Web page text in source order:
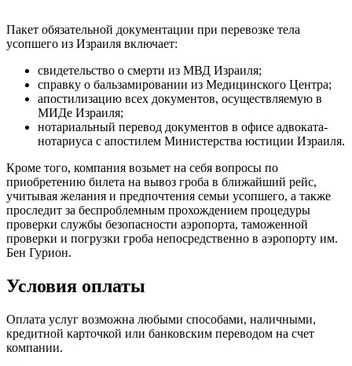
Пакет обязательной документации при перевозке тела
усопшего из Израиля включает:
свидетельство о смерти из МВД Израиля;
справку о бальзамировании из Медицинского Центра;
апостилизацию всех документов, осуществляемую в
МИДе Израиля;
нотариальный перевод документов в офисе адвоката-
нотариуса с апостилем Министерства юстиции Израиля.
Кроме того, компания возьмет на себя вопросы по
приобретению билета на вывоз гроба в ближайший рейс,
учитывая желания и предпочтения семьи усопшего, а также
проследит за беспроблемным прохождением процедуры
проверки службы безопасности аэропорта, таможенной
проверки и погрузки гроба непосредственно в аэропорту им.
Бен Гурион.
Условия оплаты
Оплата услуг возможна любыми способами, наличными,
кредитной карточкой или банковским переводом на счет
компании.